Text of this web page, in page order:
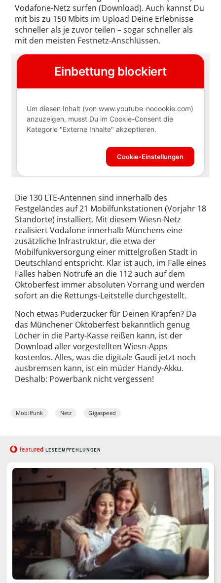
Vodafone-Netz surfen (Download). Auch kannst Du
mit bis zu 150 Mbits im Upload Deine Erlebnisse
schneller als je zuvor teilen – sogar schneller als
mit den meisten Festnetz-Anschlüssen.
Die 130 LTE-Antennen sind innerhalb des
Festgeländes auf 21 Mobilfunkstationen (Vorjahr 18
Standorte) installiert. Mit diesem Wiesn-Netz
realisiert Vodafone innerhalb Münchens eine
zusätzliche Infrastruktur, die etwa der
Mobilfunkversorgung einer mittelgroßen Stadt in
Deutschland entspricht. Klar ist auch, im Falle eines
Falles haben Notrufe an die 112 auch auf dem
Oktoberfest immer absoluten Vorrang und werden
sofort an die Rettungs-Leitstelle durchgestellt.
Noch etwas Puderzucker für Deinen Krapfen? Da
das Münchener Oktoberfest bekanntlich genug
Löcher in die Party-Kasse reißen kann, ist der
Download aller vorgestellten Wiesn-Apps
kostenlos. Alles, was die digitale Gaudi jetzt noch
ausbremsen kann, ist ein müder Handy-Akku.
Deshalb: Powerbank nicht vergessen!
Mobilfunk Netz Gigaspeed
featured LESEEMPFEHLUNGEN